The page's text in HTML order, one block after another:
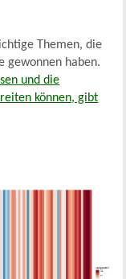
Themen, die
gewonnen haben.
und die
können, gibt